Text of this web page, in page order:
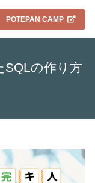
POTEPAN CAMP
SQLの作り方